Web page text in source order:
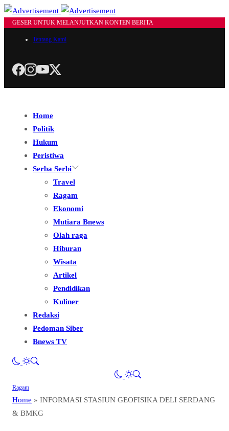
GESER UNTUK MELANJUTKAN KONTEN BERITA
Tentang Kami
Home
Politik
Hukum
Peristiwa
Serba Serbi
Travel
Ragam
Ekonomi
Mutiara Bnews
Olah raga
Hiburan
Wisata
Artikel
Pendidikan
Kuliner
Redaksi
Pedoman Siber
Bnews TV
Ragam
Home » INFORMASI STASIUN GEOFISIKA DELI SERDANG
& BMKG